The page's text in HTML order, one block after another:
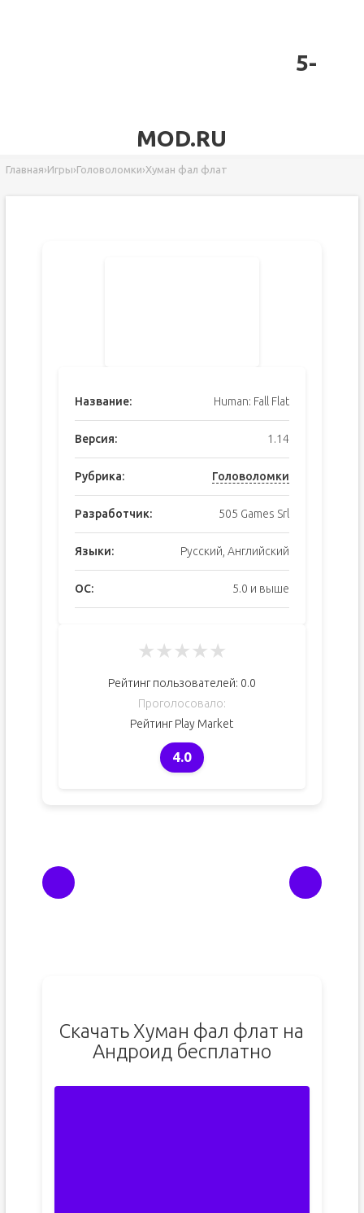
5-
MOD.RU
Главная›Игры›Головоломки›Хуман фал флат
Название: Human: Fall Flat
Версия: 1.14
Рубрика: Головоломки
Разработчик: 505 Games Srl
Языки: Русский, Английский
ОС: 5.0 и выше
★★★★★
Рейтинг пользователей: 0.0
Проголосовало:
Рейтинг Play Market
4.0
Скачать Хуман фал флат на
Андроид бесплатно